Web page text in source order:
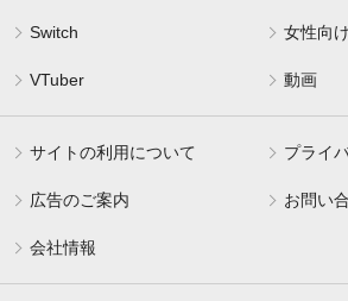
Switch 女性向け
VTuber 動画
サイトの利用について プライ
広告のご案内 お問い
会社情報